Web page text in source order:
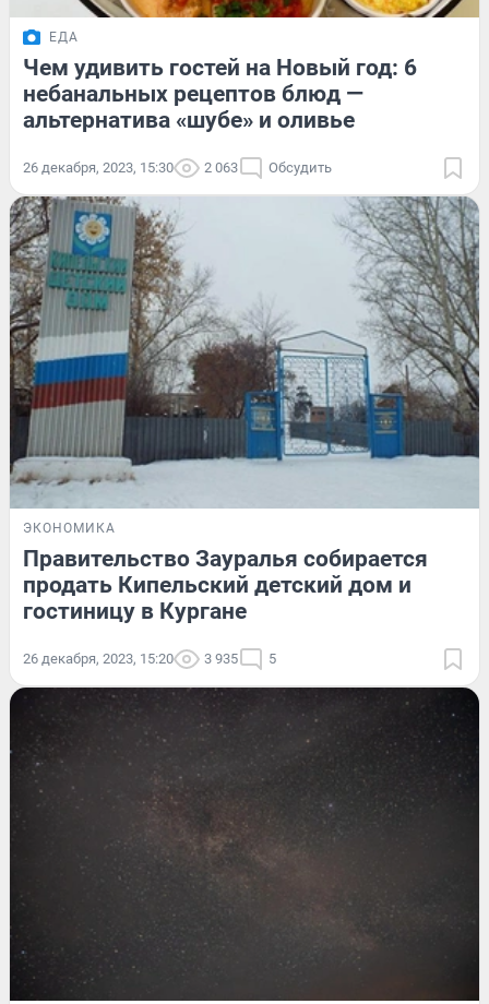
ЕДА
Чем удивить гостей на Новый год: 6
небанальных рецептов блюд —
альтернатива «шубе» и оливье
26 декабря, 2023, 15:30 2 063 Обсудить
ЭКОНОМИКА
Правительство Зауралья собирается
продать Кипельский детский дом и
гостиницу в Кургане
26 декабря, 2023, 15:20 3 935 5